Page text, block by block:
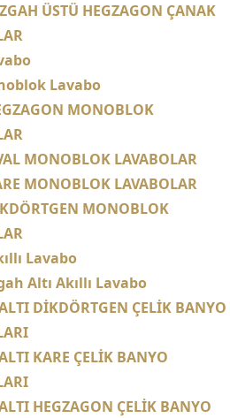
ÜSTÜ HEGZAGON ÇANAK
Lavabo
MONOBLOK
MONOBLOK LAVABOLAR
MONOBLOK LAVABOLAR
MONOBLOK
Lavabo
Altı Akıllı Lavabo
DİKDÖRTGEN ÇELİK BANYO
KARE ÇELİK BANYO
HEGZAGON ÇELİK BANYO